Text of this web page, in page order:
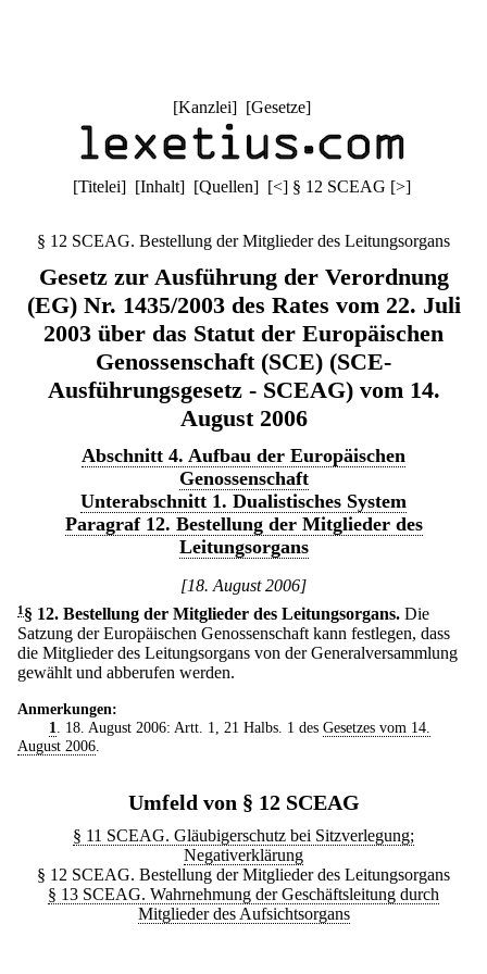
[Kanzlei] [Gesetze]
[Titelei] [Inhalt] [Quellen] [<] § 12 SCEAG [>]
§ 12 SCEAG. Bestellung der Mitglieder des Leitungsorgans
Gesetz zur Ausführung der Verordnung
(EG) Nr. 1435/2003 des Rates vom 22. Juli
2003 über das Statut der Europäischen
Genossenschaft (SCE) (SCE-
Ausführungsgesetz - SCEAG) vom 14.
August 2006
Abschnitt 4. Aufbau der Europäischen
Genossenschaft
Unterabschnitt 1. Dualistisches System
Paragraf 12. Bestellung der Mitglieder des
Leitungsorgans
[18. August 2006]
1 § 12. Bestellung der Mitglieder des Leitungsorgans. Die
Satzung der Europäischen Genossenschaft kann festlegen, dass
die Mitglieder des Leitungsorgans von der Generalversammlung
gewählt und abberufen werden.
Anmerkungen:
1
. 18. August 2006: Artt. 1, 21 Halbs. 1 des Gesetzes vom 14.
August 2006
Umfeld von § 12 SCEAG
§ 11 SCEAG. Gläubigerschutz bei Sitzverlegung;
Negativerklärung
§ 12 SCEAG. Bestellung der Mitglieder des Leitungsorgans
§ 13 SCEAG. Wahrnehmung der Geschäftsleitung durch
Mitglieder des Aufsichtsorgans